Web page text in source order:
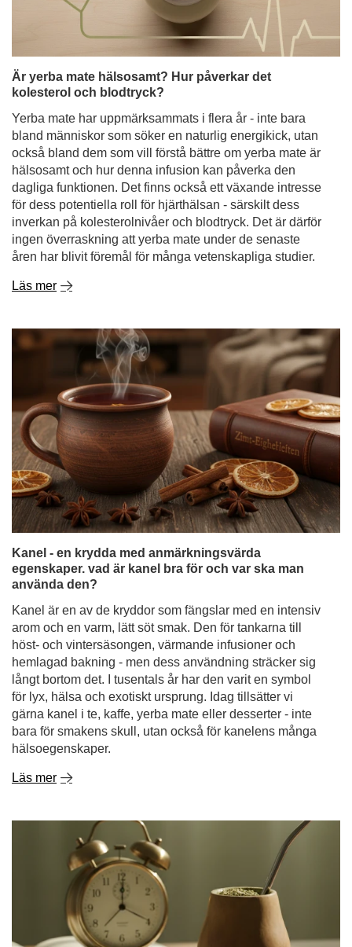
bland människor som söker en naturlig energikick, utan
också bland dem som vill förstå bättre om yerba mate är
hälsosamt och hur denna infusion kan påverka den
för dess potentiella roll för hjärthälsan - särskilt dess
inverkan på kolesterolnivåer och blodtryck. Det är därför
ingen överraskning att yerba mate under de senaste
åren har blivit föremål för många vetenskapliga studier.
Läs mer
Kanel - en krydda med anmärkningsvärda
egenskaper. vad är kanel bra för och var ska man
använda den?
Kanel är en av de kryddor som fängslar med en intensiv
arom och en varm, lätt söt smak. Den för tankarna till
höst- och vintersäsongen, värmande infusioner och
långt bortom det. I tusentals år har den varit en symbol
för lyx, hälsa och exotiskt ursprung. Idag tillsätter vi
gärna kanel i te, kaffe, yerba mate eller desserter - inte
bara för smakens skull, utan också för kanelens många
hälsoegenskaper.
Läs mer
Yerba mate på morgonen eller kvällen? Nyckeln till
en hälsosam sömn